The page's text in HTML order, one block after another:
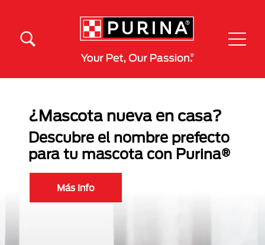
¿Mascota nueva en casa?
Descubre el nombre prefecto
para tu mascota con Purina®
Más Info